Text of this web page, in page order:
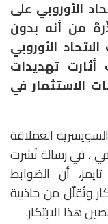
الأوروبي على
من أنه بدون
الأوروبي
أثارت تهديدات
الاستثمار في
العملاقة
، في رسالة نُشرت
أن الضوابط
وتُقلّل من جاذبية
هذا الابتكار.